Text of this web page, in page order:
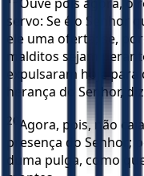
servo: Se é o Senhor
ele uma oferta; se,
malditos sejam
expulsaram hoje
herança do Senhor,
20 Agora, pois, não
presença do Senhor;
duma pulga, como